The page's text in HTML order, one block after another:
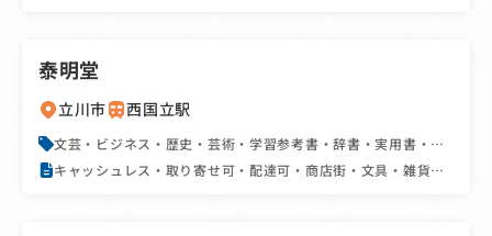
泰明堂
立川市 西国立駅
文芸・ビジネス・歴史・芸術・学習参考書・辞書・実用書・地
キャッシュレス・取り寄せ可・配達可・商店街・文具・雑貨・